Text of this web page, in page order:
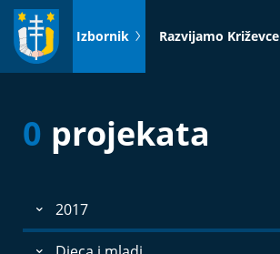
Idi
sadržaj
Izbornik Razvijamo Križevce
0 projekata
2017